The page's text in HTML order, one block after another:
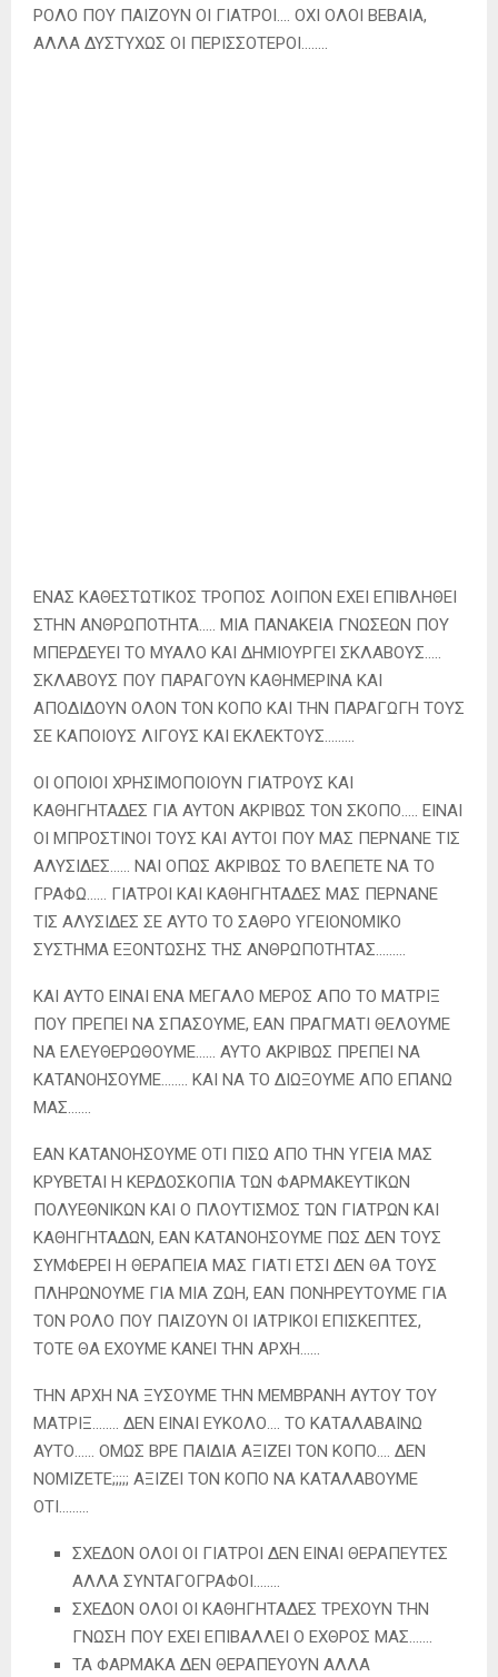
ΡΟΛΟ ΠΟΥ ΠΑΙΖΟΥΝ ΟΙ ΓΙΑΤΡΟΙ…. ΟΧΙ ΟΛΟΙ ΒΕΒΑΙΑ,
ΑΛΛΑ ΔΥΣΤΥΧΩΣ ΟΙ ΠΕΡΙΣΣΟΤΕΡΟΙ……..
ΕΝΑΣ ΚΑΘΕΣΤΩΤΙΚΟΣ ΤΡΟΠΟΣ ΛΟΙΠΟΝ ΕΧΕΙ ΕΠΙΒΛΗΘΕΙ
ΣΤΗΝ ΑΝΘΡΩΠΟΤΗΤΑ….. ΜΙΑ ΠΑΝΑΚΕΙΑ ΓΝΩΣΕΩΝ ΠΟΥ
ΜΠΕΡΔΕΥΕΙ ΤΟ ΜΥΑΛΟ ΚΑΙ ΔΗΜΙΟΥΡΓΕΙ ΣΚΛΑΒΟΥΣ…..
ΣΚΛΑΒΟΥΣ ΠΟΥ ΠΑΡΑΓΟΥΝ ΚΑΘΗΜΕΡΙΝΑ ΚΑΙ
ΑΠΟΔΙΔΟΥΝ ΟΛΟΝ ΤΟΝ ΚΟΠΟ ΚΑΙ ΤΗΝ ΠΑΡΑΓΩΓΗ ΤΟΥΣ
ΣΕ ΚΑΠΟΙΟΥΣ ΛΙΓΟΥΣ ΚΑΙ ΕΚΛΕΚΤΟΥΣ………
ΟΙ ΟΠΟΙΟΙ ΧΡΗΣΙΜΟΠΟΙΟΥΝ ΓΙΑΤΡΟΥΣ ΚΑΙ
ΚΑΘΗΓΗΤΑΔΕΣ ΓΙΑ ΑΥΤΟΝ ΑΚΡΙΒΩΣ ΤΟΝ ΣΚΟΠΟ….. ΕΙΝΑΙ
ΟΙ ΜΠΡΟΣΤΙΝΟΙ ΤΟΥΣ ΚΑΙ ΑΥΤΟΙ ΠΟΥ ΜΑΣ ΠΕΡΝΑΝΕ ΤΙΣ
ΑΛΥΣΙΔΕΣ…… ΝΑΙ ΟΠΩΣ ΑΚΡΙΒΩΣ ΤΟ ΒΛΕΠΕΤΕ ΝΑ ΤΟ
ΓΡΑΦΩ…… ΓΙΑΤΡΟΙ ΚΑΙ ΚΑΘΗΓΗΤΑΔΕΣ ΜΑΣ ΠΕΡΝΑΝΕ
ΤΙΣ ΑΛΥΣΙΔΕΣ ΣΕ ΑΥΤΟ ΤΟ ΣΑΘΡΟ ΥΓΕΙΟΝΟΜΙΚΟ
ΣΥΣΤΗΜΑ ΕΞΟΝΤΩΣΗΣ ΤΗΣ ΑΝΘΡΩΠΟΤΗΤΑΣ………
ΚΑΙ ΑΥΤΟ ΕΙΝΑΙ ΕΝΑ ΜΕΓΑΛΟ ΜΕΡΟΣ ΑΠΟ ΤΟ ΜΑΤΡΙΞ
ΠΟΥ ΠΡΕΠΕΙ ΝΑ ΣΠΑΣΟΥΜΕ, ΕΑΝ ΠΡΑΓΜΑΤΙ ΘΕΛΟΥΜΕ
ΝΑ ΕΛΕΥΘΕΡΩΘΟΥΜΕ…… ΑΥΤΟ ΑΚΡΙΒΩΣ ΠΡΕΠΕΙ ΝΑ
ΚΑΤΑΝΟΗΣΟΥΜΕ…….. ΚΑΙ ΝΑ ΤΟ ΔΙΩΞΟΥΜΕ ΑΠΟ ΕΠΑΝΩ
ΜΑΣ…….
ΕΑΝ ΚΑΤΑΝΟΗΣΟΥΜΕ ΟΤΙ ΠΙΣΩ ΑΠΟ ΤΗΝ ΥΓΕΙΑ ΜΑΣ
ΚΡΥΒΕΤΑΙ Η ΚΕΡΔΟΣΚΟΠΙΑ ΤΩΝ ΦΑΡΜΑΚΕΥΤΙΚΩΝ
ΠΟΛΥΕΘΝΙΚΩΝ ΚΑΙ Ο ΠΛΟΥΤΙΣΜΟΣ ΤΩΝ ΓΙΑΤΡΩΝ ΚΑΙ
ΚΑΘΗΓΗΤΑΔΩΝ, ΕΑΝ ΚΑΤΑΝΟΗΣΟΥΜΕ ΠΩΣ ΔΕΝ ΤΟΥΣ
ΣΥΜΦΕΡΕΙ Η ΘΕΡΑΠΕΙΑ ΜΑΣ ΓΙΑΤΙ ΕΤΣΙ ΔΕΝ ΘΑ ΤΟΥΣ
ΠΛΗΡΩΝΟΥΜΕ ΓΙΑ ΜΙΑ ΖΩΗ, ΕΑΝ ΠΟΝΗΡΕΥΤΟΥΜΕ ΓΙΑ
ΤΟΝ ΡΟΛΟ ΠΟΥ ΠΑΙΖΟΥΝ ΟΙ ΙΑΤΡΙΚΟΙ ΕΠΙΣΚΕΠΤΕΣ,
ΤΟΤΕ ΘΑ ΕΧΟΥΜΕ ΚΑΝΕΙ ΤΗΝ ΑΡΧΗ……
ΤΗΝ ΑΡΧΗ ΝΑ ΞΥΣΟΥΜΕ ΤΗΝ ΜΕΜΒΡΑΝΗ ΑΥΤΟΥ ΤΟΥ
ΜΑΤΡΙΞ…….. ΔΕΝ ΕΙΝΑΙ ΕΥΚΟΛΟ…. ΤΟ ΚΑΤΑΛΑΒΑΙΝΩ
ΑΥΤΟ…… ΟΜΩΣ ΒΡΕ ΠΑΙΔΙΑ ΑΞΙΖΕΙ ΤΟΝ ΚΟΠΟ…. ΔΕΝ
ΝΟΜΙΖΕΤΕ;;;;; ΑΞΙΖΕΙ ΤΟΝ ΚΟΠΟ ΝΑ ΚΑΤΑΛΑΒΟΥΜΕ
ΟΤΙ………
ΣΧΕΔΟΝ ΟΛΟΙ ΟΙ ΓΙΑΤΡΟΙ ΔΕΝ ΕΙΝΑΙ ΘΕΡΑΠΕΥΤΕΣ
ΑΛΛΑ ΣΥΝΤΑΓΟΓΡΑΦΟΙ……..
ΣΧΕΔΟΝ ΟΛΟΙ ΟΙ ΚΑΘΗΓΗΤΑΔΕΣ ΤΡΕΧΟΥΝ ΤΗΝ
ΓΝΩΣΗ ΠΟΥ ΕΧΕΙ ΕΠΙΒΑΛΛΕΙ Ο ΕΧΘΡΟΣ ΜΑΣ…….
ΤΑ ΦΑΡΜΑΚΑ ΔΕΝ ΘΕΡΑΠΕΥΟΥΝ ΑΛΛΑ